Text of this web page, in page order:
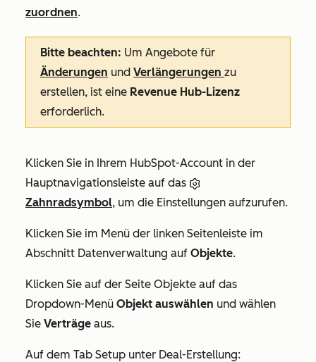
zuordnen.
Bitte beachten: Um Angebote für
Änderungen und Verlängerungen zu
erstellen, ist eine Revenue Hub-Lizenz
erforderlich.
Klicken Sie in Ihrem HubSpot-Account in der
Hauptnavigationsleiste auf das
Zahnradsymbol, um die Einstellungen aufzurufen.
Klicken Sie im Menü der linken Seitenleiste im
Abschnitt Datenverwaltung auf Objekte.
Klicken Sie auf der Seite Objekte auf das
Dropdown-Menü Objekt auswählen und wählen
Sie Verträge aus.
Auf dem Tab Setup unter Deal-Erstellung: